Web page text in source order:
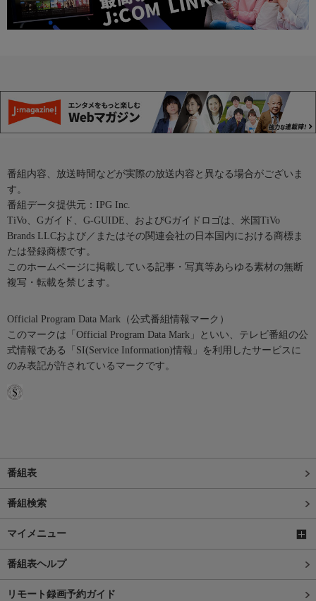
番組内容、放送時間などが実際の放送内容と異なる場合がございま
す。
番組データ提供元：IPG Inc.
TiVo、Gガイド、G-GUIDE、およびGガイドロゴは、米国TiVo
Brands LLCおよび／またはその関連会社の日本国内における商標ま
たは登録商標です。
このホームページに掲載している記事・写真等あらゆる素材の無断
複写・転載を禁じます。
Official Program Data Mark（公式番組情報マーク）
このマークは「Official Program Data Mark」といい、テレビ番組の公
式情報である「SI(Service Information)情報」を利用したサービスに
のみ表記が許されているマークです。
番組表
番組検索
マイメニュー
番組表ヘルプ
リモート録画予約ガイド